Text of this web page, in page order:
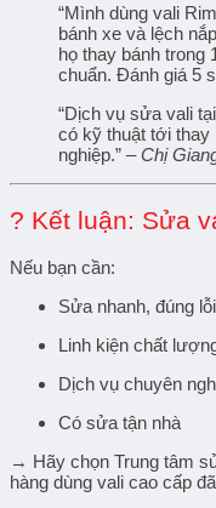
“Mình dùng vali
bánh xe và lệch
họ thay bánh trong
chuẩn. Đánh giá 5
“Dịch vụ sửa vali
có kỹ thuật tới
nghiệp.” –Chị
? Kết luận: Sửa
Nếu bạn cần:
Sửa nhanh, đúng lỗi
Linh kiện chất
Dịch vụ chuyên
Có sửa tận nhà
→ Hãy chọn Trung tâm
hàng dùng vali cao cấp